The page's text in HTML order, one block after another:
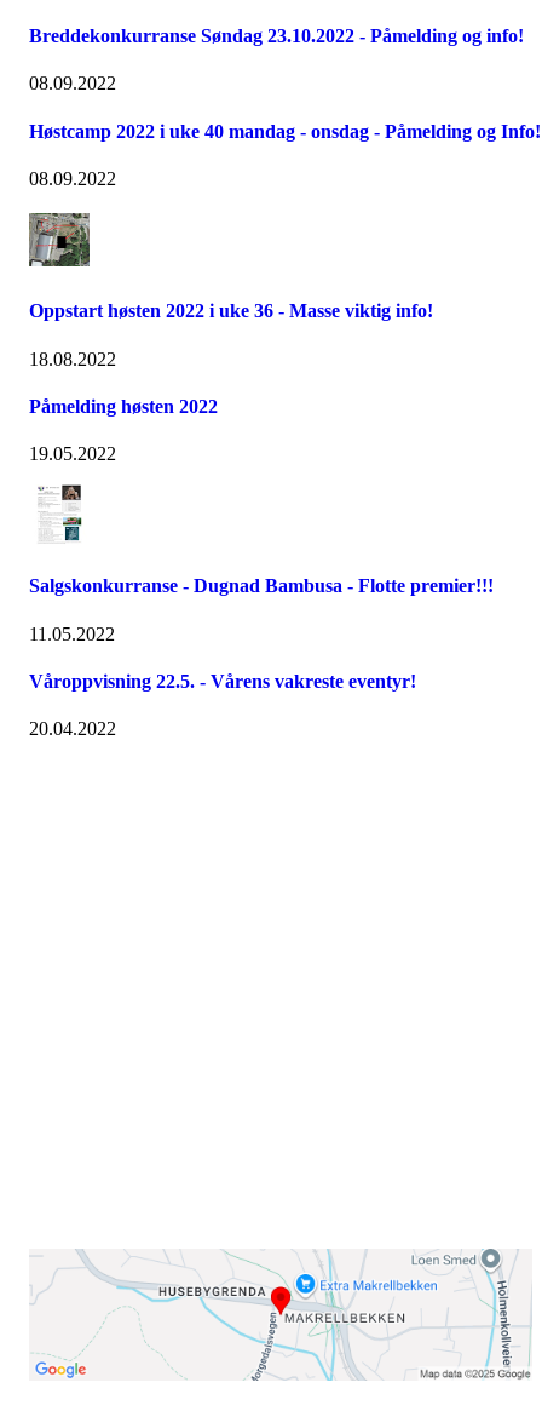
Breddekonkurranse Søndag 23.10.2022 - Påmelding og info!
08.09.2022
Høstcamp 2022 i uke 40 mandag - onsdag - Påmelding og Info!
08.09.2022
Oppstart høsten 2022 i uke 36 - Masse viktig info!
18.08.2022
Påmelding høsten 2022
19.05.2022
Salgskonkurranse - Dugnad Bambusa - Flotte premier!!!
11.05.2022
Våroppvisning 22.5. - Vårens vakreste eventyr!
20.04.2022